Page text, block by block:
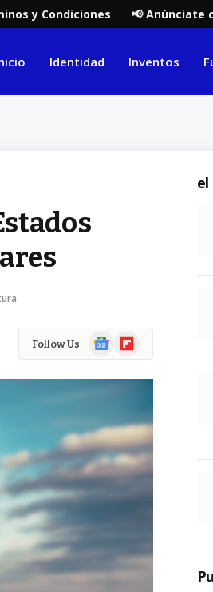
y Condiciones 📢 Anúnciate
Identidad Inventos
Follow Us
GoogleFlipboard